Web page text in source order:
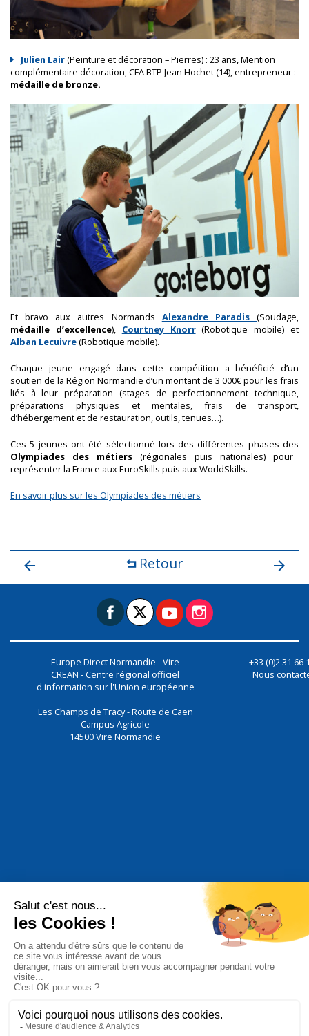
Julien Lair(Peinture et décoration – Pierres) : 23 ans, Mention
complémentaire décoration, CFA BTP Jean Hochet (14), entrepreneur :
médaille de bronze.
Et bravo aux autres Normands Alexandre Paradis(Soudage,
médaille d’excellence), Courtney Knorr(Robotique mobile) et
Alban Lecuivre(Robotique mobile).
Chaque jeune engagé dans cette compétition a bénéficié d’un
soutien de la Région Normandie d’un montant de 3 000€ pour les frais
liés à leur préparation (stages de perfectionnement technique,
préparations physiques et mentales, frais de transport,
d’hébergement et de restauration, outils, tenues…).
Ces 5 jeunes ont été sélectionné lors des différentes phases des
Olympiades des métiers (régionales puis nationales) pour
représenter la France aux EuroSkills puis aux WorldSkills.
En savoir plus sur les Olympiades des métiers
Retour
Europe Direct Normandie - Vire
CREAN - Centre régional officiel
d'information sur l'Union européenne
Les Champs de Tracy - Route de Caen
Campus Agricole
14500Vire Normandie
+33 (0)2 31 66
Nous
Nous utilisons des cookies pour vous garantir la meilleure
notre site. En poursuivant votre visite sur notre site, vous